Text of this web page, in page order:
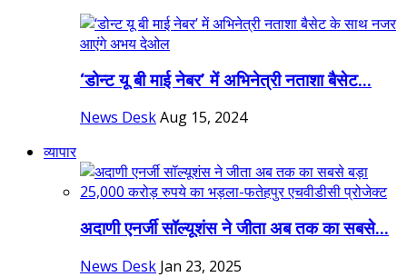
‘डोन्ट यू बी माई नेबर’ में अभिनेत्री नताशा बैसेट...
News DeskAug 15, 2024
व्यापार
अदाणी एनर्जी सॉल्यूशंस ने जीता अब तक का सबसे...
News Desk Jan 23, 2025